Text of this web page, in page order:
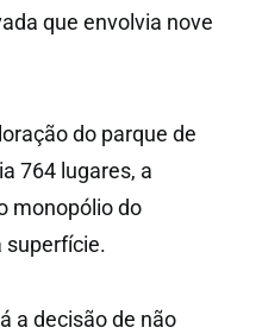
que envolvia nove
do parque de
764 lugares, a
monopólio do
superfície.
a decisão de não